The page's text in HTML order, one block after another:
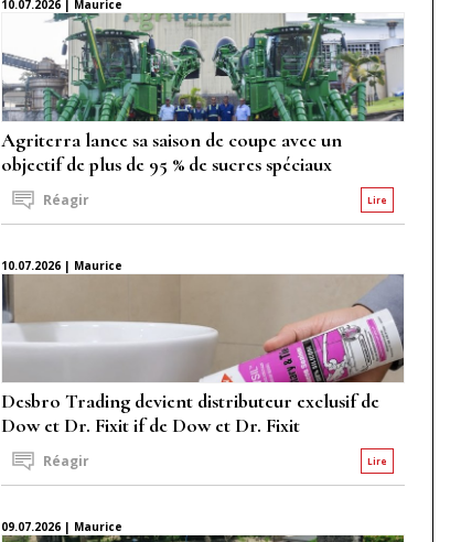
10.07.2026 | Maurice
Agriterra lance sa saison de coupe avec un
objectif de plus de 95 % de sucres spéciaux
Lire
Réagir
10.07.2026 | Maurice
Desbro Trading devient distributeur exclusif de
Dow et Dr. Fixit if de Dow et Dr. Fixit
Lire
Réagir
09.07.2026 | Maurice